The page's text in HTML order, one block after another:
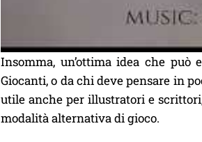
Insomma, un’ottima idea che
Giocanti, o da chi deve pensare in
utile anche per illustratori e
modalità alternativa di gioco.